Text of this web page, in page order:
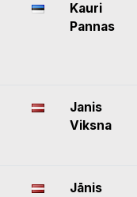
Kauri
Pannas
Janis
Viksna
Jānis